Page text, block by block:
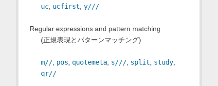
uc, ucfirst y///
Regular expressions and pattern matching
(正規表現とパターンマッチング)
m//, pos, quotemeta, s///, split, study,
qr//